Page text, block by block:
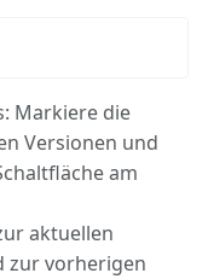
Markiere die
Versionen und
am
aktuellen
zur vorherigen